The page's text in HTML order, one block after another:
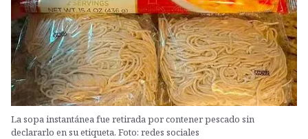
La sopa instantánea fue retirada por contener pescado sin
declararlo en su etiqueta. Foto: redes sociales